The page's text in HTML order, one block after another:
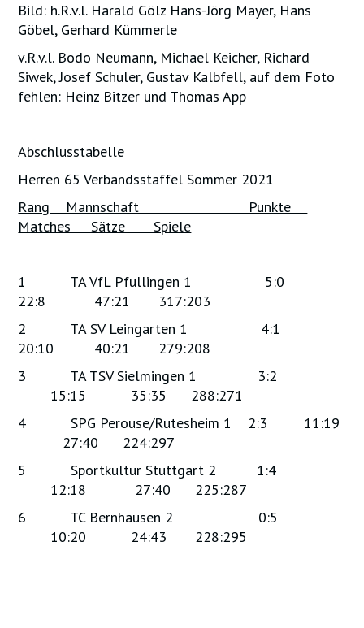
Bild: h.R.v.l. Harald Gölz Hans-Jörg Mayer, Hans
Göbel, Gerhard Kümmerle
v.R.v.l. Bodo Neumann, Michael Keicher, Richard
Siwek, Josef Schuler, Gustav Kalbfell, auf dem Foto
fehlen: Heinz Bitzer und Thomas App
Abschlusstabelle
Herren 65 Verbandsstaffel Sommer 2021
Rang Mannschaft Punkte
Matches Sätze Spiele
1 TA VfL Pfullingen 1 5:0
22:8 47:21 317:203
2 TA SV Leingarten 1 4:1
20:10 40:21 279:208
3 TA TSV Sielmingen 1 3:2
15:15 35:35 288:271
4 SPG Perouse/Rutesheim 1 2:3 11:19
27:40 224:297
5 Sportkultur Stuttgart 2 1:4
12:18 27:40 225:287
6 TC Bernhausen 2 0:5
10:20 24:43 228:295